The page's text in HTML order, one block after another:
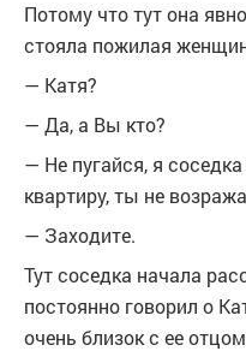
Потому что тут она
стояла пожилая
— Катя?
— Да, а Вы кто?
— Не пугайся, я
квартиру, ты не
— Заходите.
Тут соседка начала
постоянно говорил о
очень близок с ее